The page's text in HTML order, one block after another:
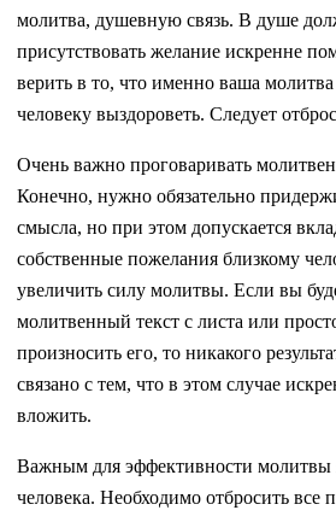
молитва, душевную связь. В душе
присутствовать желание искренне
верить в то, что именно ваша
человеку выздороветь. Следует
Очень важно проговаривать
Конечно, нужно обязательно
смысла, но при этом допускается
собственные пожелания близкому
увеличить силу молитвы. Если вы
молитвенный текст с листа или
произносить его, то никакого
связано с тем, что в этом случае
вложить.
Важным для эффективности молитвы
человека. Необходимо отбросить все